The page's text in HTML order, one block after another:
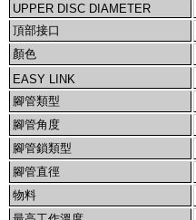
UPPER DISC DIAMETER
頂部接口
顏色
EASY LINK
腳管類型
腳管角度
腳管鎖類型
腳管直徑
物料